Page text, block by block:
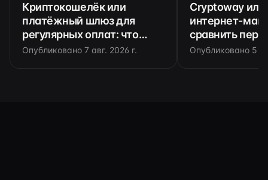
Криптокошелёк или
платёжный шлюз для
регулярных оплат: что
выбрать бизнесу
Опубликовано 7 авг. 2026 г.
Cryptoway или
интернет-
сравнить
Опубликовано 5